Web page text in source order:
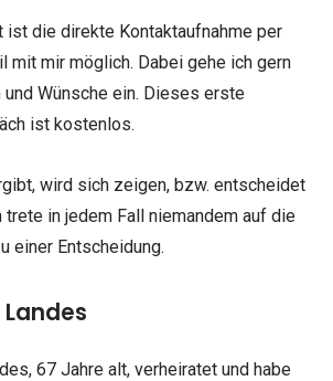
ist die direkte Kontaktaufnahme per
mit mir möglich. Dabei gehe ich gern
und Wünsche ein. Dieses erste
ist kostenlos.
wird sich zeigen, bzw. entscheidet
trete in jedem Fall niemandem auf die
einer Entscheidung.
67 Jahre alt, verheiratet und habe